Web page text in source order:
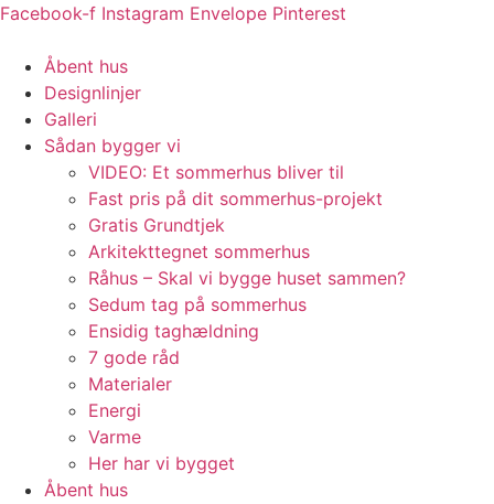
Facebook-f Instagram Envelope Pinterest
Main
Menu
Åbent hus
Designlinjer
Galleri
Sådan bygger vi
VIDEO: Et sommerhus bliver til
Fast pris på dit sommerhus-projekt
Gratis Grundtjek
Arkitekttegnet sommerhus
Råhus – Skal vi bygge huset sammen?
Sedum tag på sommerhus
Ensidig taghældning
7 gode råd
Materialer
Energi
Varme
Her har vi bygget
Åbent hus